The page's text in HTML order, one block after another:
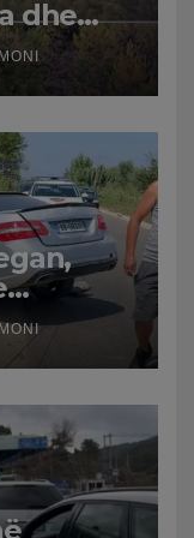
dhe
i